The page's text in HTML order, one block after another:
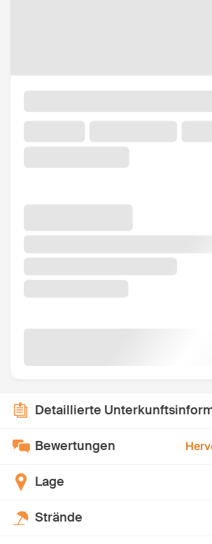
Detaillierte
Bewertungen
Lage
Strände